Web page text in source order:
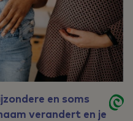
en soms
verandert en je